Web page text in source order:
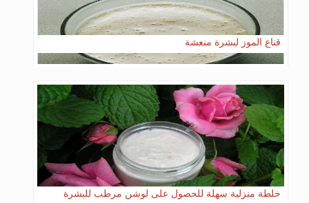
قناع الموز لبشرة منعشة
خلطة منزلية سهلة للحصول على لوشن مرطب للبشرة